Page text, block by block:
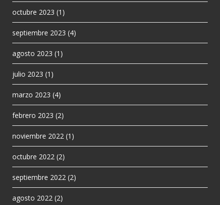
octubre 2023 (1)
septiembre 2023 (4)
agosto 2023 (1)
julio 2023 (1)
marzo 2023 (4)
febrero 2023 (2)
noviembre 2022 (1)
octubre 2022 (2)
septiembre 2022 (2)
agosto 2022 (2)